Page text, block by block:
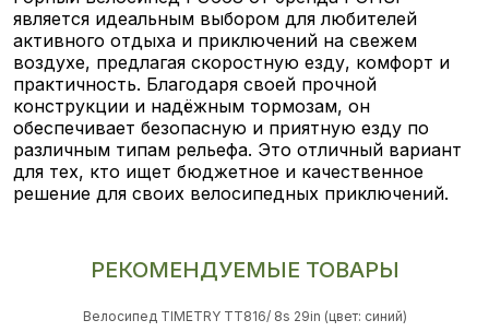
является идеальным выбором для любителей
активного отдыха и приключений на свежем
воздухе, предлагая скоростную езду, комфорт и
практичность. Благодаря своей прочной
конструкции и надёжным тормозам, он
обеспечивает безопасную и приятную езду по
различным типам рельефа. Это отличный вариант
для тех, кто ищет бюджетное и качественное
решение для своих велосипедных приключений.
РЕКОМЕНДУЕМЫЕ ТОВАРЫ
Велосипед TIMETRY TT816/ 8s 29in (цвет: синий)